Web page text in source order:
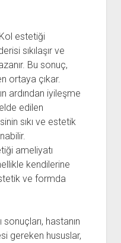
Kol estetiği
sıkılaşır ve
Bu sonuç,
ortaya çıkar.
ardından iyileşme
edilen
sıkı ve estetik
ameliyatı
kendilerine
ve formda
sonuçları, hastanın
gereken hususlar,